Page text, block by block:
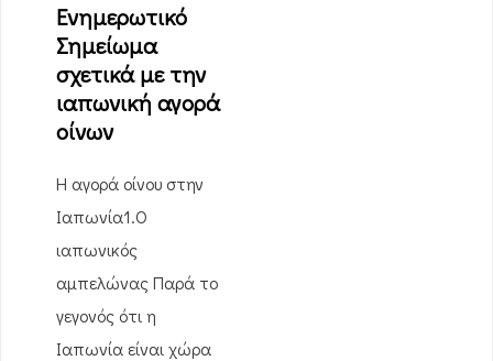
Ενημερωτικό
Σημείωμα
σχετικά με την
ιαπωνική αγορά
οίνων
H αγορά οίνου στην
Ιαπωνία1.Ο
ιαπωνικός
αμπελώνας Παρά το
γεγονός ότι η
Ιαπωνία είναι χώρα